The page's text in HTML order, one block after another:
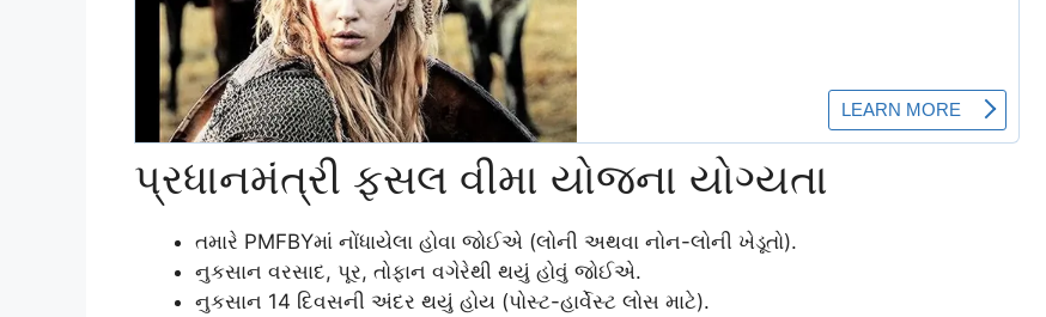
પ્રધાનમંત્રી ફસલ વીમા યોજના યોગ્યતા
તમારે PMFBYમાં નોંધાયેલા હોવા જોઈએ (લોની અથવા નોન-લોની ખેડૂતો).
નુકસાન વરસાદ, પૂર, તોફાન વગેરેથી થયું હોવું જોઈએ.
નુકસાન 14 દિવસની અંદર થયું હોય (પોસ્ટ-હાર્વેસ્ટ લોસ માટે).